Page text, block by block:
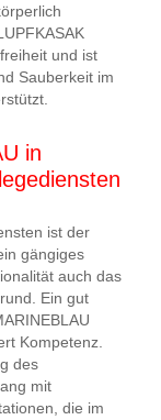
und ist
Sauberkeit im
in
ist der
gängiges
auch das
Ein gut
Kompetenz.
des
mit
die im